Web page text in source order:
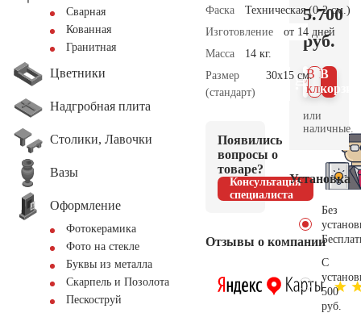
Сварная
Кованная
Гранитная
Цветники
Надгробная плита
Столики, Лавочки
Вазы
Оформление
Фотокерамика
Фото на стекле
Буквы из металла
Скарпель и Позолота
Пескоструй
Фаска
Техническая (0-2 см.)
Изготовление
от 14 дней
Масса
14 кг.
Размер
(стандарт)
30х15 см.
Появились
вопросы о
товаре?
Консультация
специалиста
Отзывы о компании
5.700
руб.
В
В 1
клик
или
наличные.
Установка
Без
С
500
руб.